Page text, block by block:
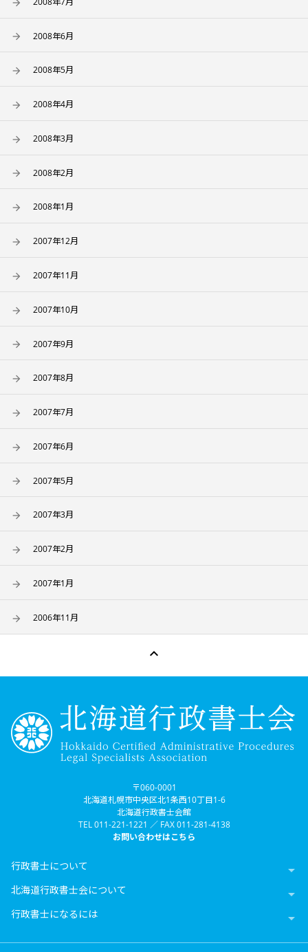
2008年6月
2008年5月
2008年4月
2008年3月
2008年2月
2008年1月
2007年12月
2007年11月
2007年10月
2007年9月
2007年8月
2007年7月
2007年6月
2007年5月
2007年3月
2007年2月
2007年1月
2006年11月

〒060-0001
北海道札幌市中央区北1条西10丁目1-6
北海道行政書士会館
TEL 011-221-1221 ／ FAX 011-281-4138
お問い合わせはこちら
行政書士について 
北海道行政書士会について 
行政書士になるには 